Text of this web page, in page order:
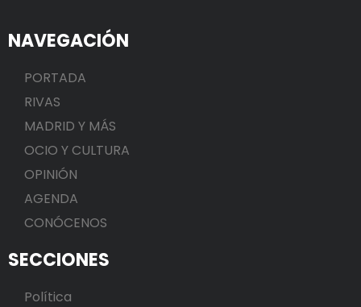
NAVEGACIÓN
PORTADA
RIVAS
MADRID Y MÁS
OCIO Y CULTURA
OPINIÓN
AGENDA
CONÓCENOS
SECCIONES
Política